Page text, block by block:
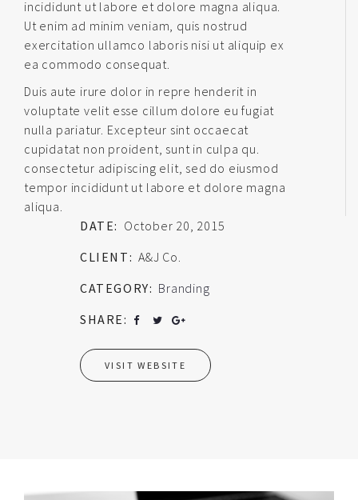
incididunt ut labore et dolore magna aliqua.
Ut enim ad minim veniam, quis nostrud
exercitation ullamco laboris nisi ut aliquip ex
ea commodo consequat.
Duis aute irure dolor in repre henderit in
voluptate velit esse cillum dolore eu fugiat
nulla pariatur. Excepteur sint occaecat
cupidatat non proident, sunt in culpa qu.
consectetur adipiscing elit, sed do eiusmod
tempor incididunt ut labore et dolore magna
aliqua.
DATE: October 20, 2015
CLIENT: A&J Co.
CATEGORY: Branding
SHARE:
VISIT WEBSITE